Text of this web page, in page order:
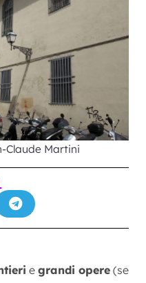
Claude Martini
e grandi opere (se